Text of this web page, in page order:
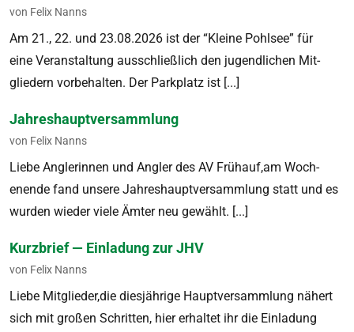
von Felix Nanns
Am 21., 22. und 23.08.2026 ist der “Kleine Pohlsee” für
eine Ver­anstal­tung auss­chließlich den jugendlichen Mit­
gliedern vor­be­hal­ten. Der Park­platz ist [...]
Jahreshauptversammlung
von Felix Nanns
Liebe Anglerin­nen und Angler des AV Frühauf,am Woch­
enende fand unsere Jahre­shauptver­samm­lung statt und es
wur­den wieder viele Ämter neu gewählt. [...]
Kurzbrief — Einladung zur JHV
von Felix Nanns
Liebe Mit­glieder,die diesjährige Hauptver­samm­lung nähert
sich mit großen Schrit­ten, hier erhal­tet ihr die Ein­ladung